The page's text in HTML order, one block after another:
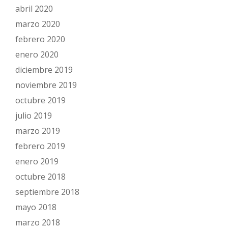
abril 2020
marzo 2020
febrero 2020
enero 2020
diciembre 2019
noviembre 2019
octubre 2019
julio 2019
marzo 2019
febrero 2019
enero 2019
octubre 2018
septiembre 2018
mayo 2018
marzo 2018